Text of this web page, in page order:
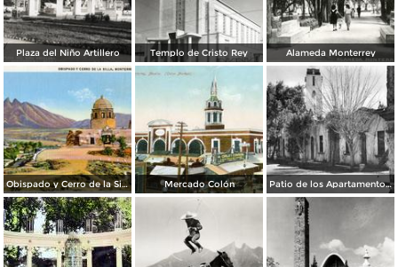
Plaza del Niño Artillero Templo de Cristo Rey Alameda Monterrey
Obispado y Cerro de la Silla Mercado Colón Patio de los Apartamentos Regina